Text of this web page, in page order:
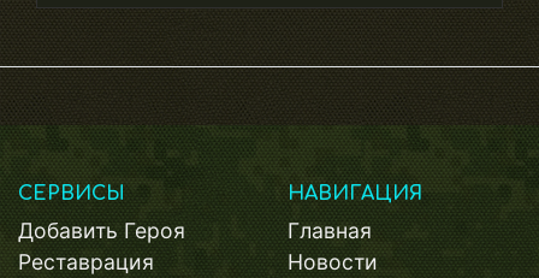
СЕРВИСЫ
Добавить Героя
Реставрация
НАВИГАЦИЯ
Главная
Новости